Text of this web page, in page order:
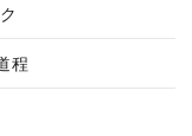
程